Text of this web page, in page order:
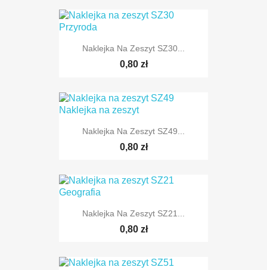
Naklejka Na Zeszyt SZ30...
0,80 zł
Naklejka Na Zeszyt SZ49...
0,80 zł
Naklejka Na Zeszyt SZ21...
0,80 zł